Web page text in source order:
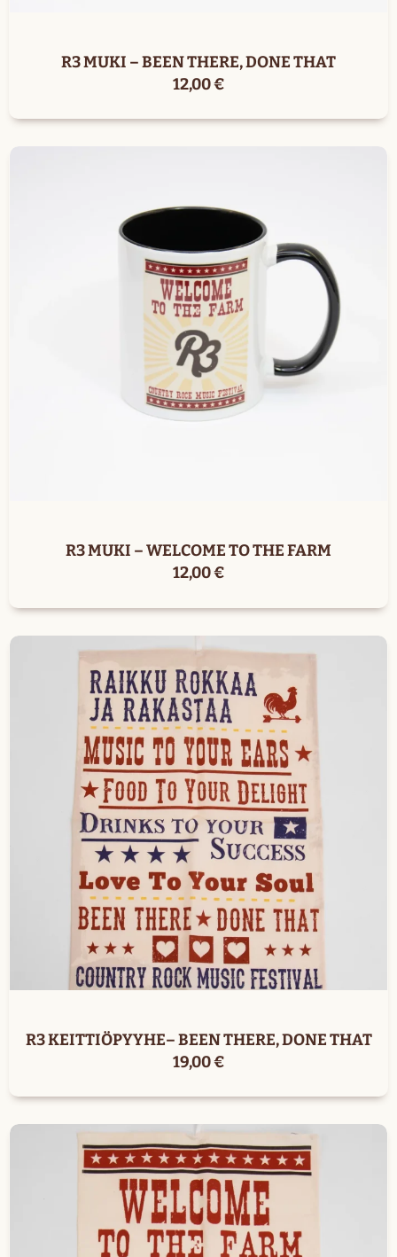
R3 MUKI – BEEN THERE, DONE THAT
12,00€
R3 MUKI – WELCOME TO THE FARM
12,00€
R3 KEITTIÖPYYHE– BEEN THERE, DONE THAT
19,00€